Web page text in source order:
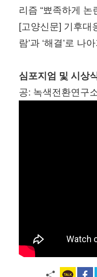
리즘 “뾰족하게
[고양신문] 기후대
람’과 ‘해결’로 나
심포지엄 및 시상
공: 녹색전환연구